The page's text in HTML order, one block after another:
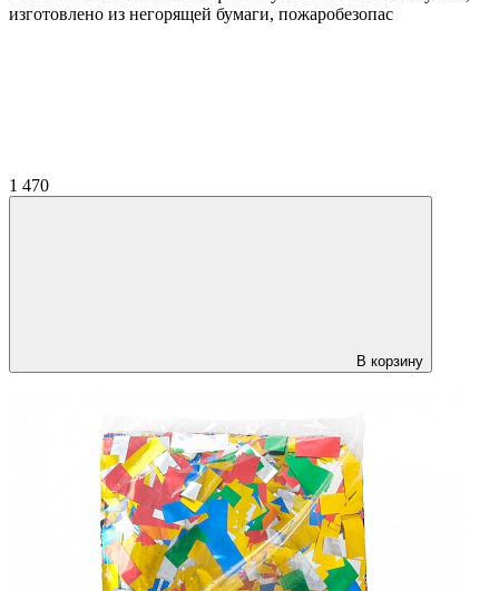
изготовлено из негорящей бумаги, пожаробезопас
1 470
В корзину